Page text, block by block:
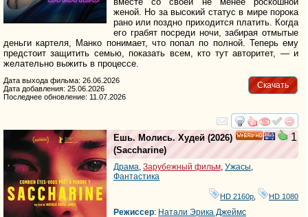
женой. Но за высокий статус в мире порока
рано или поздно приходится платить. Когда
его грабят посреди ночи, забирая отмытые
деньги картеля, Манко понимает, что попал по полной. Теперь ему
предстоит защитить семью, показать всем, кто тут авторитет, — и
желательно выжить в процессе.
Скачать
Дата выхода фильма: 26.06.2026
Дата добавления: 25.06.2026
Последнее обновление: 11.07.2026
смотреть
1
Ешь. Молись. Худей (2026)
(Saccharine)
Драма, Зарубежный фильм, Ужасы,
Фантастика
HD 2160р HD 1080
Режиссер: Натали Эрика Джеймс